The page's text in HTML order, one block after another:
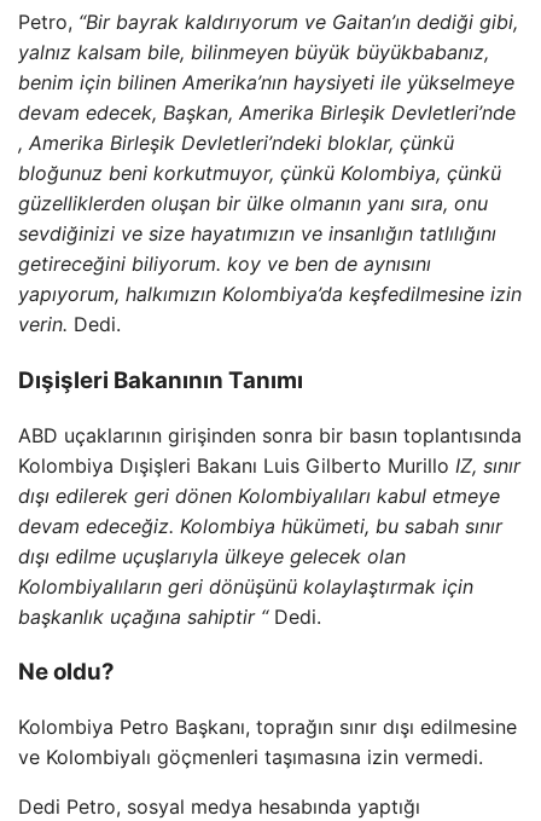
Petro, “Bir bayrak kaldırıyorum ve Gaitan’ın dediği gibi,
yalnız kalsam bile, bilinmeyen büyük büyükbabanız,
benim için bilinen Amerika’nın haysiyeti ile yükselmeye
devam edecek, Başkan, Amerika Birleşik Devletleri’nde
, Amerika Birleşik Devletleri’ndeki bloklar, çünkü
bloğunuz beni korkutmuyor, çünkü Kolombiya, çünkü
güzelliklerden oluşan bir ülke olmanın yanı sıra, onu
sevdiğinizi ve size hayatımızın ve insanlığın tatlılığını
getireceğini biliyorum. koy ve ben de aynısını
yapıyorum, halkımızın Kolombiya’da keşfedilmesine izin
verin. Dedi.
Dışişleri Bakanının Tanımı
ABD uçaklarının girişinden sonra bir basın toplantısında
Kolombiya Dışişleri Bakanı Luis Gilberto Murillo IZ, sınır
dışı edilerek geri dönen Kolombiyalıları kabul etmeye
devam edeceğiz. Kolombiya hükümeti, bu sabah sınır
dışı edilme uçuşlarıyla ülkeye gelecek olan
Kolombiyalıların geri dönüşünü kolaylaştırmak için
başkanlık uçağına sahiptir “Dedi.
Ne oldu?
Kolombiya Petro Başkanı, toprağın sınır dışı edilmesine
ve Kolombiyalı göçmenleri taşımasına izin vermedi.
Dedi Petro, sosyal medya hesabında yaptığı